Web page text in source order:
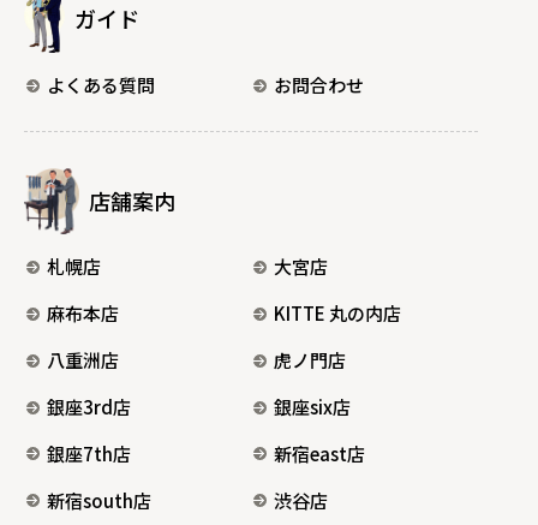
ガイド
よくある質問 お問合わせ
店舗案内
札幌店
大宮店
麻布本店
KITTE 丸の内店
八重洲店
虎ノ門店
銀座3rd店
銀座six店
銀座7th店
新宿east店
新宿south店
渋谷店